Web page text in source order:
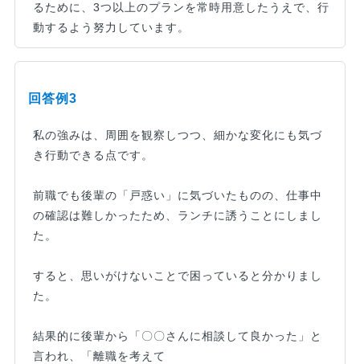
るために、3つ以上のプランを常時用意したうえで、行
動するよう努力しています。
回答例3
私の強みは、周囲を観察しつつ、細かな変化にも気づ
き行動できる点です。
前職でも後輩の「戸惑い」に気づいたものの、仕事中
の確認は難しかったため、ランチに誘うことにしまし
た。
すると、思いがけないことで困っていると分かりまし
た。
結果的に後輩から「〇〇さんに相談して良かった」と
言われ、「離職を考えて